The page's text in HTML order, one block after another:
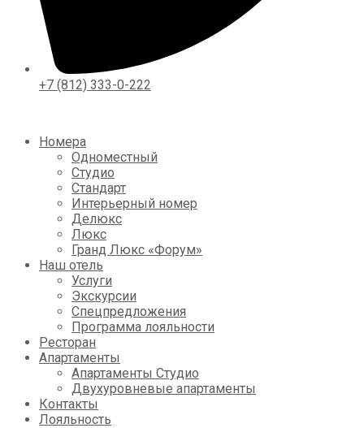
+7 (812) 333-0-222
Номера
Одноместный
Студио
Стандарт
Интерьерный номер
Делюкс
Люкс
Гранд Люкс «Форум»
Наш отель
Услуги
Экскурсии
Спецпредложения
Программа лояльности
Ресторан
Апартаменты
Апартаменты Студио
Двухуровневые апартаменты
Контакты
Лояльность